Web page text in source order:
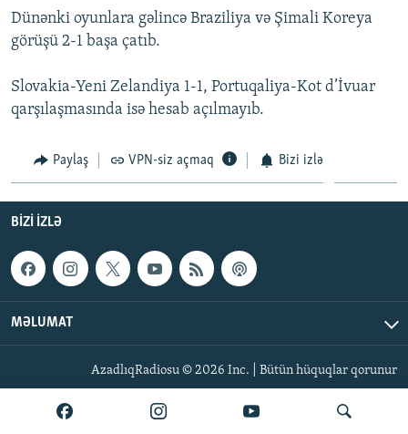
FOTOQALEREYA
İNFOQRAFIKA
KARIKATURA
OXU ZALI
AZƏRBAYCAN ƏDƏBIYYATI KITABXANASI
İSLAM VƏ DEMOKRATIYA
İZ - MƏDƏNIYYƏT PROQRAMI
HAQQIMIZDA
MISSIYAMIZ
PEŞƏ ETIKASI VƏ JURNALISTIKA STANDARTLARIMIZ
MATERIALLARIMIZDAN ISTIFADƏ
Dünənki oyunlara gəlincə Braziliya və Şimali Koreya
görüşü 2-1 başa çatıb.
Slovakia-Yeni Zelandiya 1-1, Portuqaliya-Kot d’İvuar
qarşılaşmasında isə hesab açılmayıb.
Paylaş VPN-siz açmaq Bizi izlə
BIZI IZLƏ
MƏLUMAT
AzadlıqRadiosu © 2026 Inc. | Bütün hüquqlar qorunur